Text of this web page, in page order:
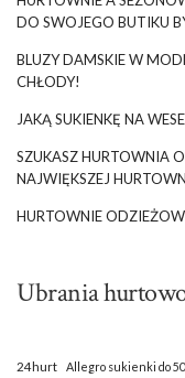
DO SWOJEGO BUTIKU
BLUZY DAMSKIE W
CHŁODY!
JAKĄ SUKIENKĘ NA
SZUKASZ HURTOWNIA
NAJWIĘKSZEJ
HURTOWNIE
Ubrania
24hurt Allegro sukienki do 50